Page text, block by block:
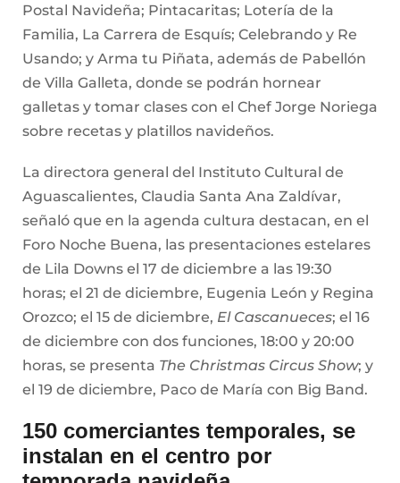
Postal Navideña; Pintacaritas; Lotería de la
Familia, La Carrera de Esquís; Celebrando y Re
Usando; y Arma tu Piñata, además de Pabellón
de Villa Galleta, donde se podrán hornear
galletas y tomar clases con el Chef Jorge Noriega
sobre recetas y platillos navideños.
La directora general del Instituto Cultural de
Aguascalientes, Claudia Santa Ana Zaldívar,
señaló que en la agenda cultura destacan, en el
Foro Noche Buena, las presentaciones estelares
de Lila Downs el 17 de diciembre a las 19:30
horas; el 21 de diciembre, Eugenia León y Regina
Orozco; el 15 de diciembre, El Cascanueces; el 16
de diciembre con dos funciones, 18:00 y 20:00
horas, se presenta The Christmas Circus Show; y
el 19 de diciembre, Paco de María con Big Band.
150 comerciantes temporales, se
instalan en el centro por